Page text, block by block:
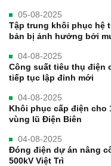
05-08-2025
Tập trung khôi phục hệ
bản bị ảnh hưởng bởi
04-08-2025
Công suất tiêu thụ điện
tiếp tục lập đỉnh mới
04-08-2025
Khôi phục cấp điện cho
vùng lũ Điện Biên
04-08-2025
Đóng điện dự án nâng
500kV Việt Trì